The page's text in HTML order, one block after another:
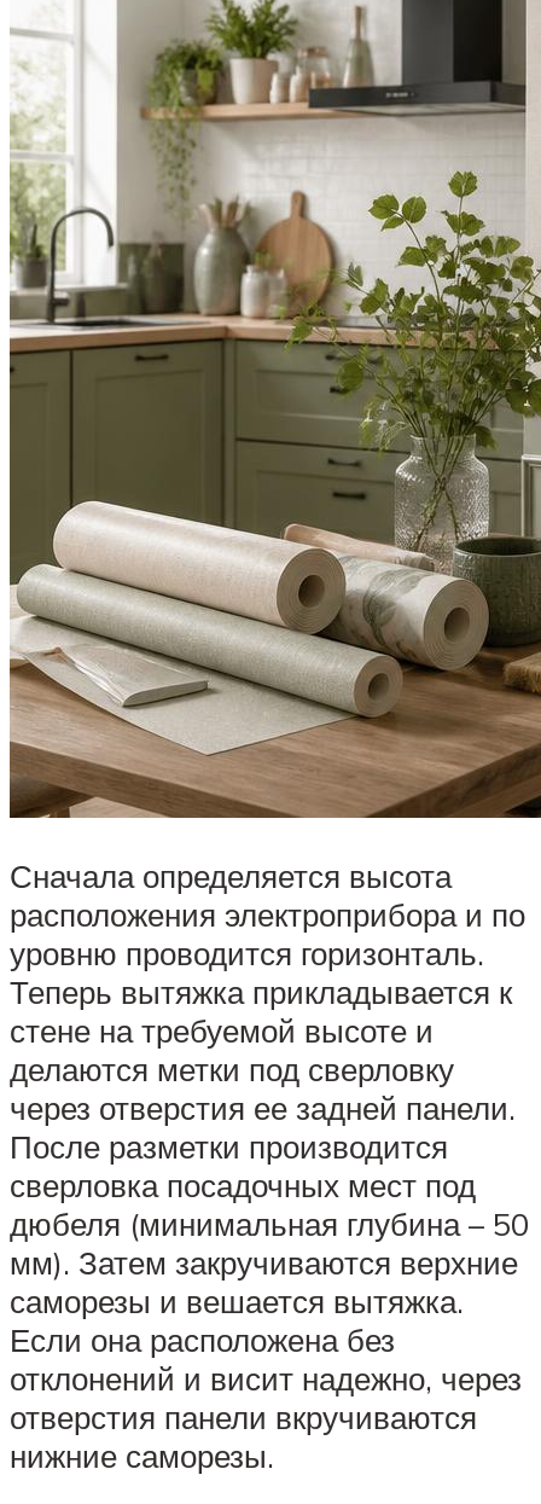
Сначала определяется высота
расположения электроприбора и по
уровню проводится горизонталь.
Теперь вытяжка прикладывается к
стене на требуемой высоте и
делаются метки под сверловку
через отверстия ее задней панели.
После разметки производится
сверловка посадочных мест под
дюбеля (минимальная глубина – 50
мм). Затем закручиваются верхние
саморезы и вешается вытяжка.
Если она расположена без
отклонений и висит надежно, через
отверстия панели вкручиваются
нижние саморезы.